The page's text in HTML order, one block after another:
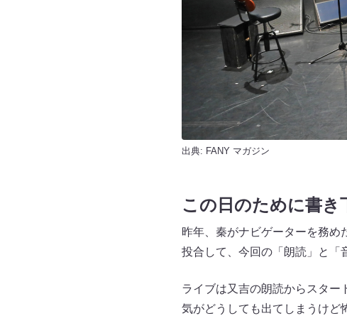
出典: FANY マガジン
この日のために書き
昨年、秦がナビゲーターを務め
投合して、今回の「朗読」と「
ライブは又吉の朗読からスター
気がどうしても出てしまうけど